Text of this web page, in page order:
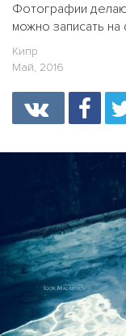
Фотографии
можно записать
Кипр
Май, 2016